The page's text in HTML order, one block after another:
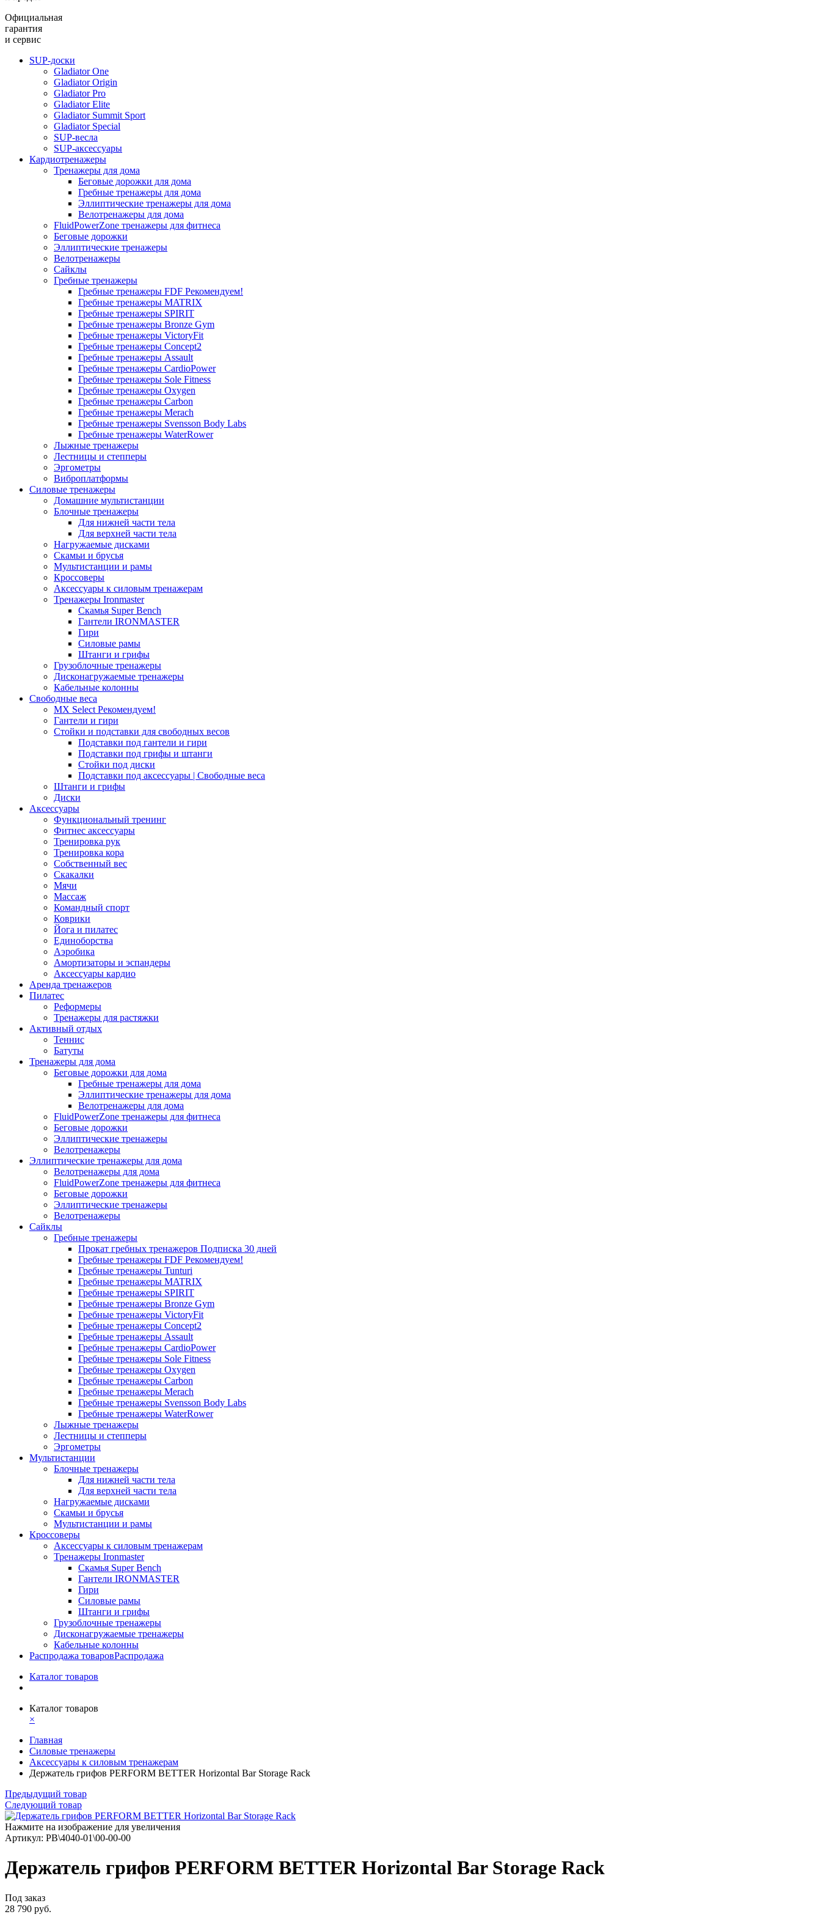
Официальная
гарантия
и сервис
SUP-доски
Gladiator One
Gladiator Origin
Gladiator Pro
Gladiator Elite
Gladiator Summit Sport
Gladiator Special
SUP-весла
SUP-аксессуары
Кардиотренажеры
Тренажеры для дома
Беговые дорожки для дома
Гребные тренажеры для дома
Эллиптические тренажеры для дома
Велотренажеры для дома
FluidPowerZone тренажеры для фитнеса
Беговые дорожки
Эллиптические тренажеры
Велотренажеры
Сайклы
Гребные тренажеры
Гребные тренажеры FDF Рекомендуем!
Гребные тренажеры MATRIX
Гребные тренажеры SPIRIT
Гребные тренажеры Bronze Gym
Гребные тренажеры VictoryFit
Гребные тренажеры Concept2
Гребные тренажеры Assault
Гребные тренажеры CardioPower
Гребные тренажеры Sole Fitness
Гребные тренажеры Oxygen
Гребные тренажеры Carbon
Гребные тренажеры Merach
Гребные тренажеры Svensson Body Labs
Гребные тренажеры WaterRower
Лыжные тренажеры
Лестницы и степперы
Эргометры
Виброплатформы
Силовые тренажеры
Домашние мультистанции
Блочные тренажеры
Для нижней части тела
Для верхней части тела
Нагружаемые дисками
Скамьи и брусья
Мультистанции и рамы
Кроссоверы
Аксессуары к силовым тренажерам
Тренажеры Ironmaster
Скамья Super Bench
Гантели IRONMASTER
Гири
Силовые рамы
Штанги и грифы
Грузоблочные тренажеры
Дисконагружаемые тренажеры
Кабельные колонны
Свободные веса
MX Select Рекомендуем!
Гантели и гири
Стойки и подставки для свободных весов
Подставки под гантели и гири
Подставки под грифы и штанги
Стойки под диски
Подставки под аксессуары | Свободные веса
Штанги и грифы
Диски
Аксессуары
Функциональный тренинг
Фитнес аксессуары
Тренировка рук
Тренировка кора
Собственный вес
Скакалки
Мячи
Массаж
Командный спорт
Коврики
Йога и пилатес
Единоборства
Аэробика
Амортизаторы и эспандеры
Аксессуары кардио
Аренда тренажеров
Пилатес
Реформеры
Тренажеры для растяжки
Активный отдых
Теннис
Батуты
Тренажеры для дома
Беговые дорожки для дома
Гребные тренажеры для дома
Эллиптические тренажеры для дома
Велотренажеры для дома
FluidPowerZone тренажеры для фитнеса
Беговые дорожки
Эллиптические тренажеры
Велотренажеры
Эллиптические тренажеры для дома
Велотренажеры для дома
FluidPowerZone тренажеры для фитнеса
Беговые дорожки
Эллиптические тренажеры
Велотренажеры
Сайклы
Гребные тренажеры
Прокат гребных тренажеров Подписка 30 дней
Гребные тренажеры FDF Рекомендуем!
Гребные тренажеры Tunturi
Гребные тренажеры MATRIX
Гребные тренажеры SPIRIT
Гребные тренажеры Bronze Gym
Гребные тренажеры VictoryFit
Гребные тренажеры Concept2
Гребные тренажеры Assault
Гребные тренажеры CardioPower
Гребные тренажеры Sole Fitness
Гребные тренажеры Oxygen
Гребные тренажеры Carbon
Гребные тренажеры Merach
Гребные тренажеры Svensson Body Labs
Гребные тренажеры WaterRower
Лыжные тренажеры
Лестницы и степперы
Эргометры
Мультистанции
Блочные тренажеры
Для нижней части тела
Для верхней части тела
Нагружаемые дисками
Скамьи и брусья
Мультистанции и рамы
Кроссоверы
Аксессуары к силовым тренажерам
Тренажеры Ironmaster
Скамья Super Bench
Гантели IRONMASTER
Гири
Силовые рамы
Штанги и грифы
Грузоблочные тренажеры
Дисконагружаемые тренажеры
Кабельные колонны
Распродажа товаровРаспродажа
Каталог товаров
Каталог товаров
×
Главная
Силовые тренажеры
Аксессуары к силовым тренажерам
Держатель грифов PERFORM BETTER Horizontal Bar Storage Rack
Предыдущий товар
Следующий товар
Нажмите на изображение для увеличения
Артикул: PB\4040-01\00-00-00
Держатель грифов PERFORM BETTER Horizontal Bar Storage Rack
Под заказ
28 790 руб.